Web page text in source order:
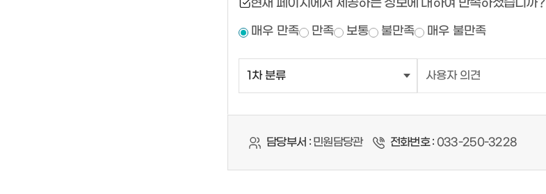
현재 페이지에서 제공하는 정보에 대하여 만족하셨습니까?
매우 만족 만족 보통 불만족 매우 불만족
담당부서 :민원담당관 전화번호 : 033-250-3228